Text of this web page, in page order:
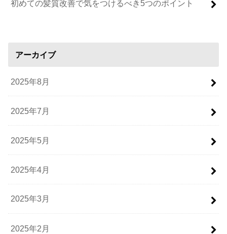
初めての髪質改善で気をつけるべき5つのポイント
アーカイブ
2025年8月
2025年7月
2025年5月
2025年4月
2025年3月
2025年2月